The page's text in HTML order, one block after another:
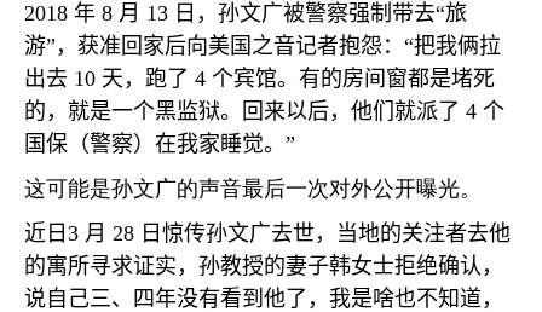
2018 年 8 月 13 日，孙文广被警察强制带去“旅
游” ，获准回家后向美国之音记者抱怨： “把我俩拉
出去 10 天，跑了 4 个宾馆。有的房间窗都是堵死
的，就是一个黑监狱。回来以后，他们就派了 4 个
国保（警察）在我家睡觉。 ”
这可能是孙文广的声音最后一次对外公开曝光。
近日 3 月 28 日惊传孙文广去世，当地的关注者去他
的寓所寻求证实，孙教授的妻子韩女士拒绝确认，
说自己三、四年没有看到他了，我是啥也不知道，